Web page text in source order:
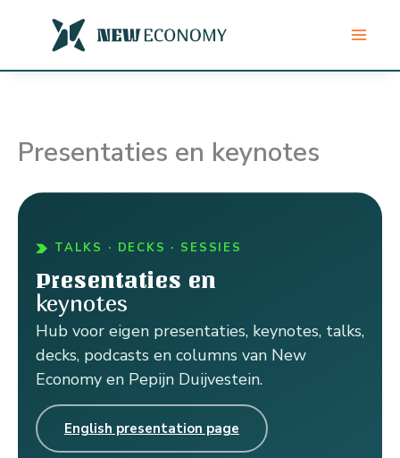
de
Presentaties en keynotes
TALKS · DECKS · SESSIES
Presentaties en
keynotes
Hub voor eigen presentaties, keynotes, talks,
decks, podcasts en columns van New
Economy en Pepijn Duijvestein.
English presentation page